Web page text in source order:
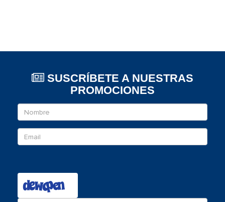
SUSCRÍBETE A NUESTRAS
PROMOCIONES
Nombre
Email
Ingrese
el
c�digo